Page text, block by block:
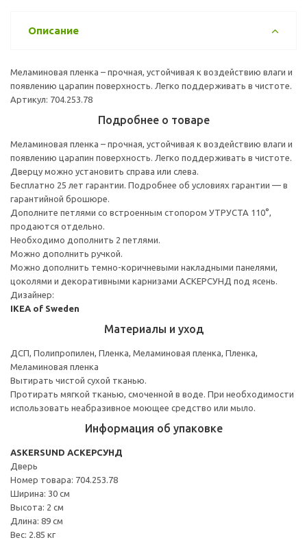
Описание
Меламиновая пленка – прочная, устойчивая к воздействию влаги и
появлению царапин поверхность. Легко поддерживать в чистоте.
Артикул: 704.253.78
Подробнее о товаре
Меламиновая пленка – прочная, устойчивая к воздействию влаги и
появлению царапин поверхность. Легко поддерживать в чистоте.
Дверцу можно установить справа или слева.
Бесплатно 25 лет гарантии. Подробнее об условиях гарантии — в
гарантийной брошюре.
Дополните петлями со встроенным стопором УТРУСТА 110°,
продаются отдельно.
Необходимо дополнить 2 петлями.
Можно дополнить ручкой.
Можно дополнить темно-коричневыми накладными панелями,
цоколями и декоративными карнизами АСКЕРСУНД под ясень.
Дизайнер:
IKEA of Sweden
Материалы и уход
ДСП, Полипропилен, Пленка, Меламиновая пленка, Пленка,
Меламиновая пленка
Вытирать чистой сухой тканью.
Протирать мягкой тканью, смоченной в воде. При необходимости
использовать неабразивное моющее средство или мыло.
Информация об упаковке
ASKERSUND АСКЕРСУНД
Дверь
Номер товара: 704.253.78
Ширина: 30 см
Высота: 2 см
Длина: 89 см
Вес: 2.85 кг